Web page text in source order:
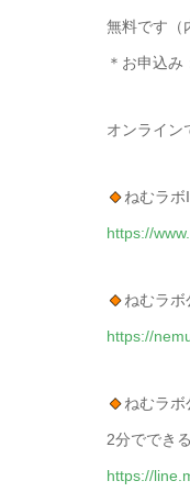
無料です（
＊お申込み
オンライン
ねむラ
https://
ねむラボ
https://
ねむラ
2分ででき
https://